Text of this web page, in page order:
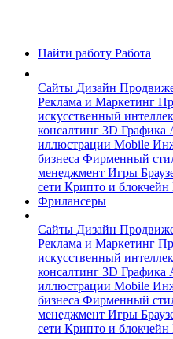
Найти работу Работа
Сайты Дизайн
Реклама и Маркетинг
искусственный
консалтинг 3D Графика
иллюстрации Mobile
бизнеса Фирменный
менеджмент Игры
сети Крипто и блокчейн
Фрилансеры
Сайты Дизайн
Реклама и Маркетинг
искусственный
консалтинг 3D Графика
иллюстрации Mobile
бизнеса Фирменный
менеджмент Игры
сети Крипто и блокчейн